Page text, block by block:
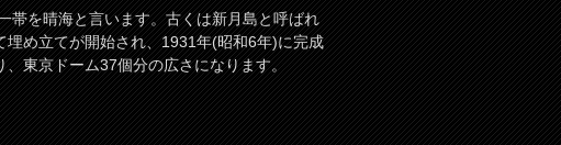
帯を晴海と言います。古くは新月島と呼ばれ
め立てが開始され、1931年(昭和6年)に完成
東京ドーム37個分の広さになります。